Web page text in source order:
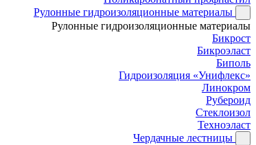
Рулонные гидроизоляционные материалы
Рулонные гидроизоляционные материалы
Бикрост
Бикроэласт
Биполь
Гидроизоляция «Унифлекс»
Линокром
Рубероид
Стеклоизол
Техноэласт
Чердачные лестницы